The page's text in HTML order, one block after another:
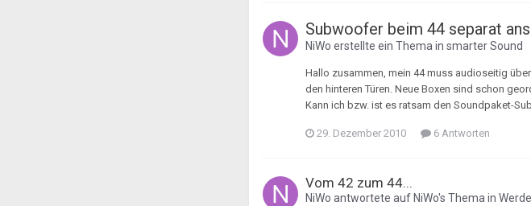
Subwoofer beim 44 separat
NiWo erstellte ein Thema in smarter Sound
Hallo zusammen, mein 44 muss audioseitig
den hinteren Türen. Neue Boxen sind schon
Kann ich bzw. ist es ratsam den Soundpaket-
29. Dezember 2010 6 Antworten
Vom 42 zum 44...
NiWo antwortete auf NiWo's Thema in